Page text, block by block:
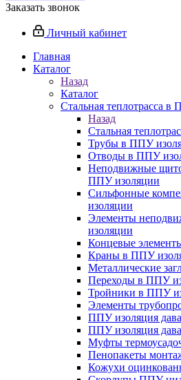
Заказать звонок
Личный кабинет
Главная
Каталог
Назад
Каталог
Стальная теплотрасса
Назад
Стальная
Трубы в ППУ
Отводы в ППУ
Неподвижные
ППУ изоляции
Cильфонные
изоляции
Элементы
изоляции
Концевые
Краны в ППУ
Металлические
Переходы в ППУ
Тройники в ППУ
Элементы
ППУ изоляция
ППУ изоляция
Муфты
Пенопакеты
Кожухи